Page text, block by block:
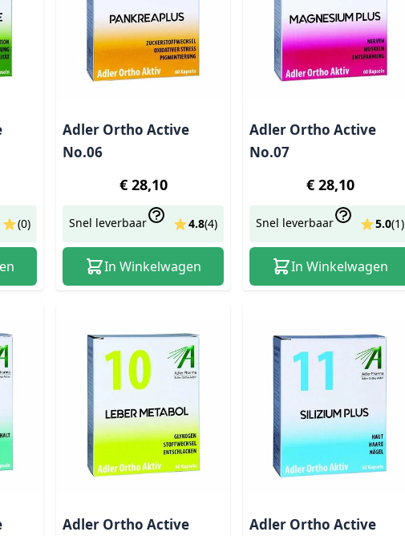
(0)
Adler Ortho Active
No.06
€ 28,10
Snel leverbaar 4.8(4)
In Winkelwagen
Adler Ortho Active
No.07
€ 28,10
Snel leverbaar 5.0(1)
In Winkelwagen
Adler Ortho Active
Adler Ortho Active